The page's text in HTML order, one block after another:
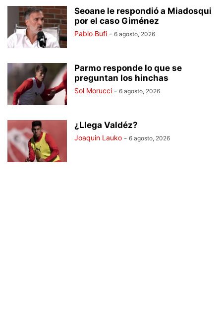
Seoane le respondió a Miadosqui
por el caso Giménez
Pablo Bufi - 6 agosto, 2026
Parmo responde lo que se
preguntan los hinchas
Sol Morucci - 6 agosto, 2026
¿Llega Valdéz?
Joaquin Lauko - 6 agosto, 2026